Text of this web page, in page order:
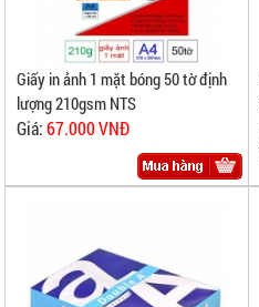
Giấy in ảnh 1 mặt bóng 50 tờ định
lượng 210gsm NTS
Giá:67.000 VNĐ